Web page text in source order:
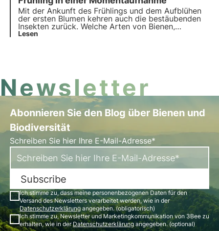
Artenvielfalt und das Ökosystem.
Mit der Ankunft des Frühlings und dem Aufblühen
der ersten Blumen kehren auch die bestäubenden
Insekten zurück. Welche Arten von Bienen,
Schmetterlingen und Schwebfliegen können wir
Lesen
Newsletter
Abonnieren Sie den Blog über Bienen und
Biodiversität
Schreiben Sie hier Ihre E-Mail-Adresse*
Subscribe
Ich stimme zu, dass meine personenbezogenen Daten für den
Versand des Newsletters verarbeitet werden, wie in der
Datenschutzerklärungangegeben. (obligatorisch)
Ich stimme zu, Newsletter und Marketingkommunikation von 3Bee zu
erhalten, wie in derDatenschutzerklärungangegeben. (optional)